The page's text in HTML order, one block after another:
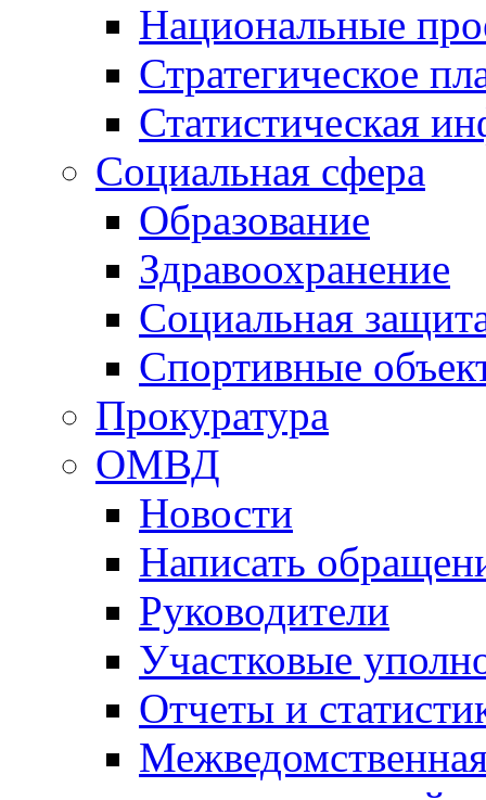
Национальные
Стратегическое
Статистическая
Социальная сфера
Образование
Здравоохранение
Социальная
Спортивные
Прокуратура
ОМВД
Новости
Написать
Руководители
Участковые
Отчеты и